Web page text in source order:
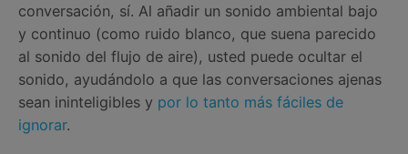
conversación, sí. Al añadir un sonido ambiental bajo
y continuo (como ruido blanco, que suena parecido
al sonido del flujo de aire), usted puede ocultar el
sonido, ayudándolo a que las conversaciones ajenas
sean ininteligibles y por lo tanto más fáciles de
ignorar.